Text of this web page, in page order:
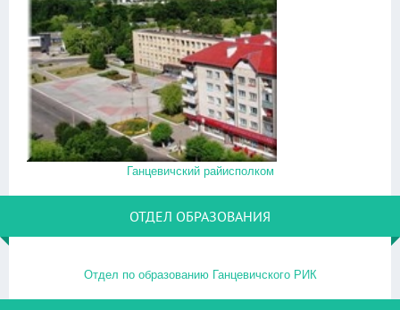
Ганцевичский райисполком
ОТДЕЛ ОБРАЗОВАНИЯ
Отдел по образованию Ганцевичского РИК